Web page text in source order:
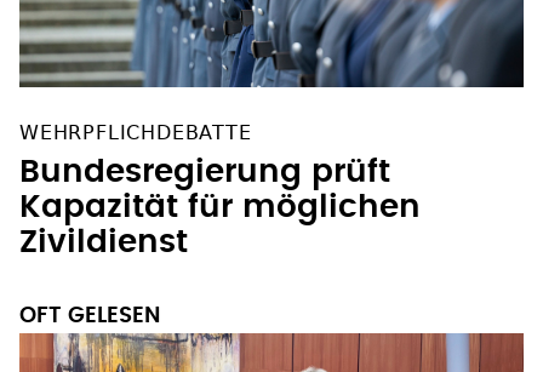
WEHRPFLICHDEBATTE
Bundesregierung prüft
Kapazität für möglichen
OFT GELESEN